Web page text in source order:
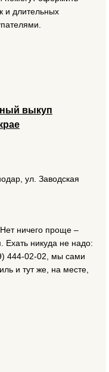
и длительных
выкуп
ул. Заводская
ничего проще –
никуда не надо:
444-02-02, мы сами
и тут же, на месте,